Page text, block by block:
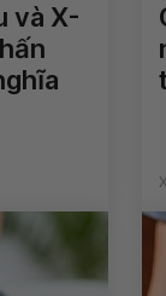
và X-